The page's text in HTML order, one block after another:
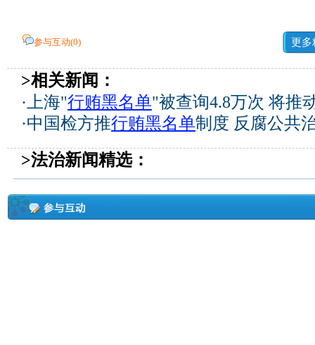
参与互动(0) 更多
>相关新闻：
·上海"行贿黑名单"被查询4.8万次 将推
·中国检方推行贿黑名单制度 反腐公共
>法治新闻精选：